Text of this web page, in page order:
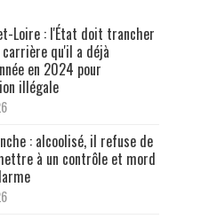
Loire : l'État doit trancher
carrière qu'il a déjà
en 2024 pour
illégale
: alcoolisé, il refuse de
à un contrôle et mord